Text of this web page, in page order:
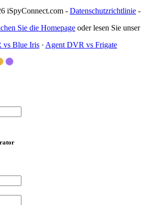
iSpyConnect.com - Datenschutzrichtlinie -
Sie die Homepage oder lesen Sie unser
vs Blue Iris · Agent DVR vs Frigate